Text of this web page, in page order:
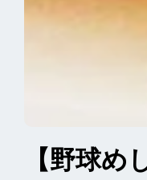
【野球め